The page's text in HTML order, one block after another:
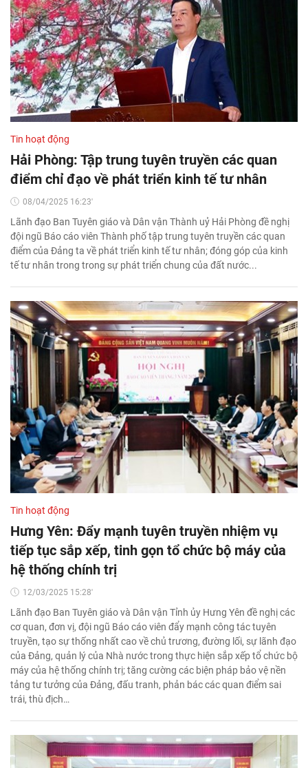
Tin hoạt động
Hải Phòng: Tập trung tuyên truyền các quan
điểm chỉ đạo về phát triển kinh tế tư nhân
08/04/2025 16:23'
Lãnh đạo Ban Tuyên giáo và Dân vận Thành uỷ Hải Phòng đề nghị
đội ngũ Báo cáo viên Thành phố tập trung tuyên truyền các quan
điểm của Đảng ta về phát triển kinh tế tư nhân; đóng góp của kinh
tế tư nhân trong trong sự phát triển chung của đất nước...
Tin hoạt động
Hưng Yên: Đẩy mạnh tuyên truyền nhiệm vụ
tiếp tục sắp xếp, tinh gọn tổ chức bộ máy của
hệ thống chính trị
12/03/2025 15:28'
Lãnh đạo Ban Tuyên giáo và Dân vận Tỉnh ủy Hưng Yên đề nghị các
cơ quan, đơn vị, đội ngũ Báo cáo viên đẩy mạnh công tác tuyên
truyền, tạo sự thống nhất cao về chủ trương, đường lối, sự lãnh đạo
của Đảng, quản lý của Nhà nước trong thực hiện sắp xếp tổ chức bộ
máy của hệ thống chính trị; tăng cường các biện pháp bảo vệ nền
tảng tư tưởng của Đảng, đấu tranh, phản bác các quan điểm sai
trái, thù địch…